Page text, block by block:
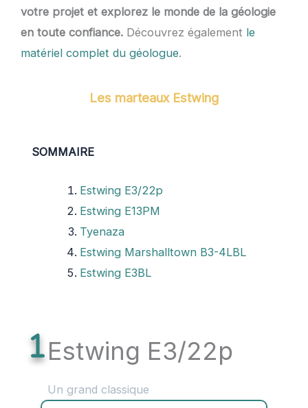
votre projet et explorez le monde de la géologie
en toute confiance. Découvrez également le
matériel complet du géologue.
Les marteaux Estwing
SOMMAIRE
Estwing E3/22p
Estwing E13PM
Tyenaza
Estwing Marshalltown ‎B3-4LBL
Estwing E3BL
Estwing E3/22p
Un grand classique